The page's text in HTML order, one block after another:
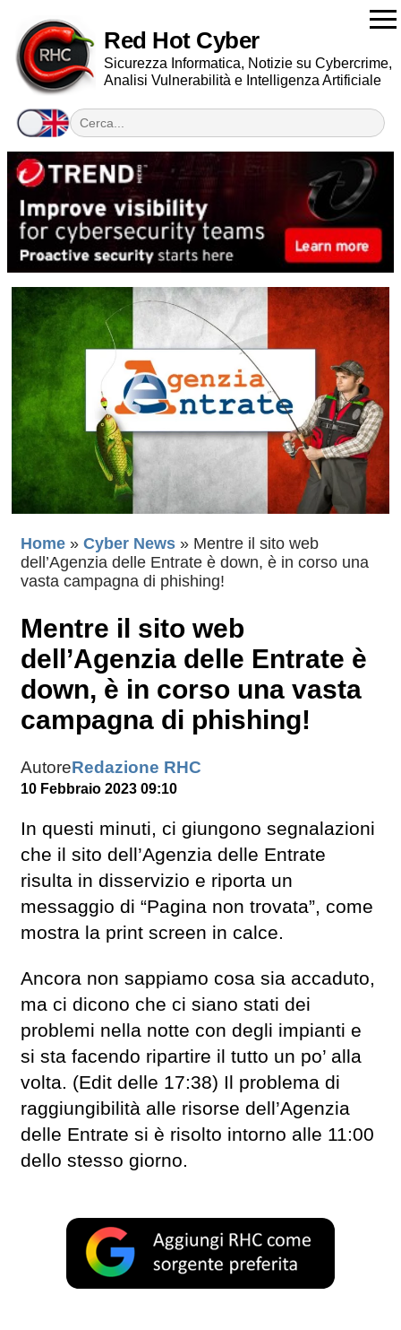
Red Hot Cyber
Sicurezza Informatica, Notizie su Cybercrime,
Analisi Vulnerabilità e Intelligenza Artificiale
Home » Cyber News » Mentre il sito web
dell’Agenzia delle Entrate è down, è in corso una
vasta campagna di phishing!
Mentre il sito web
dell’Agenzia delle Entrate è
down, è in corso una vasta
campagna di phishing!
AutoreRedazione RHC
10 Febbraio 2023 09:10
In questi minuti, ci giungono segnalazioni
che il sito dell’Agenzia delle Entrate
risulta in disservizio e riporta un
messaggio di “Pagina non trovata”, come
mostra la print screen in calce.
Ancora non sappiamo cosa sia accaduto,
ma ci dicono che ci siano stati dei
problemi nella notte con degli impianti e
si sta facendo ripartire il tutto un po’ alla
volta. (Edit delle 17:38) Il problema di
raggiungibilità alle risorse dell’Agenzia
delle Entrate si è risolto intorno alle 11:00
dello stesso giorno.